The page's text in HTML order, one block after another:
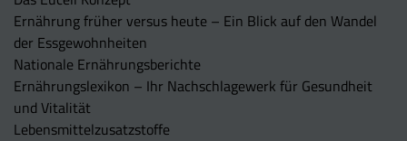
Ernährung früher versus heute – Ein Blick auf den Wandel
der Essgewohnheiten
Nationale Ernährungsberichte
Ernährungslexikon – Ihr Nachschlagewerk für Gesundheit
und Vitalität
Lebensmittelzusatzstoffe